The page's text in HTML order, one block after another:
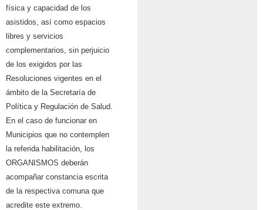
física y capacidad de los
asistidos, así como espacios
libres y servicios
complementarios, sin perjuicio
de los exigidos por las
Resoluciones vigentes en el
ámbito de la Secretaría de
Política y Regulación de Salud.
En el caso de funcionar en
Municipios que no contemplen
la referida habilitación, los
ORGANISMOS deberán
acompañar constancia escrita
de la respectiva comuna que
acredite este extremo.